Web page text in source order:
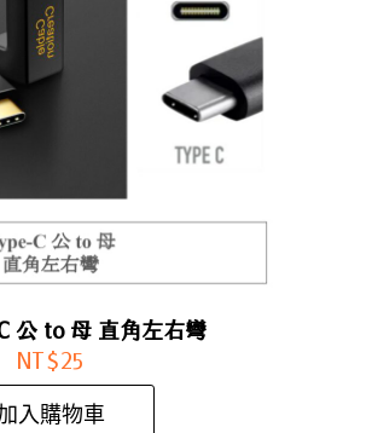
公 to 母 直角左右彎
NT$25
入購物車